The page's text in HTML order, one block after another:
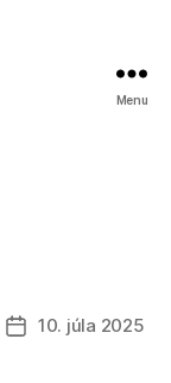
Menu
Dátum
10. júla 2025